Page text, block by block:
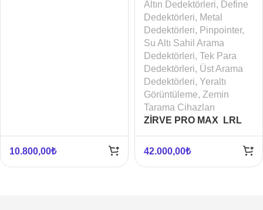
10.800,00₺
Altın Dedektörleri, Define
Dedektörleri, Metal
Dedektörleri, Pinpointer,
Su Altı Sahil Arama
Dedektörleri, Tek Para
Dedektörleri, Üst Arama
Dedektörleri, Yeraltı
Görüntüleme, Zemin
Tarama Cihazları
ZİRVE PRO MAX LRL
42.000,00₺